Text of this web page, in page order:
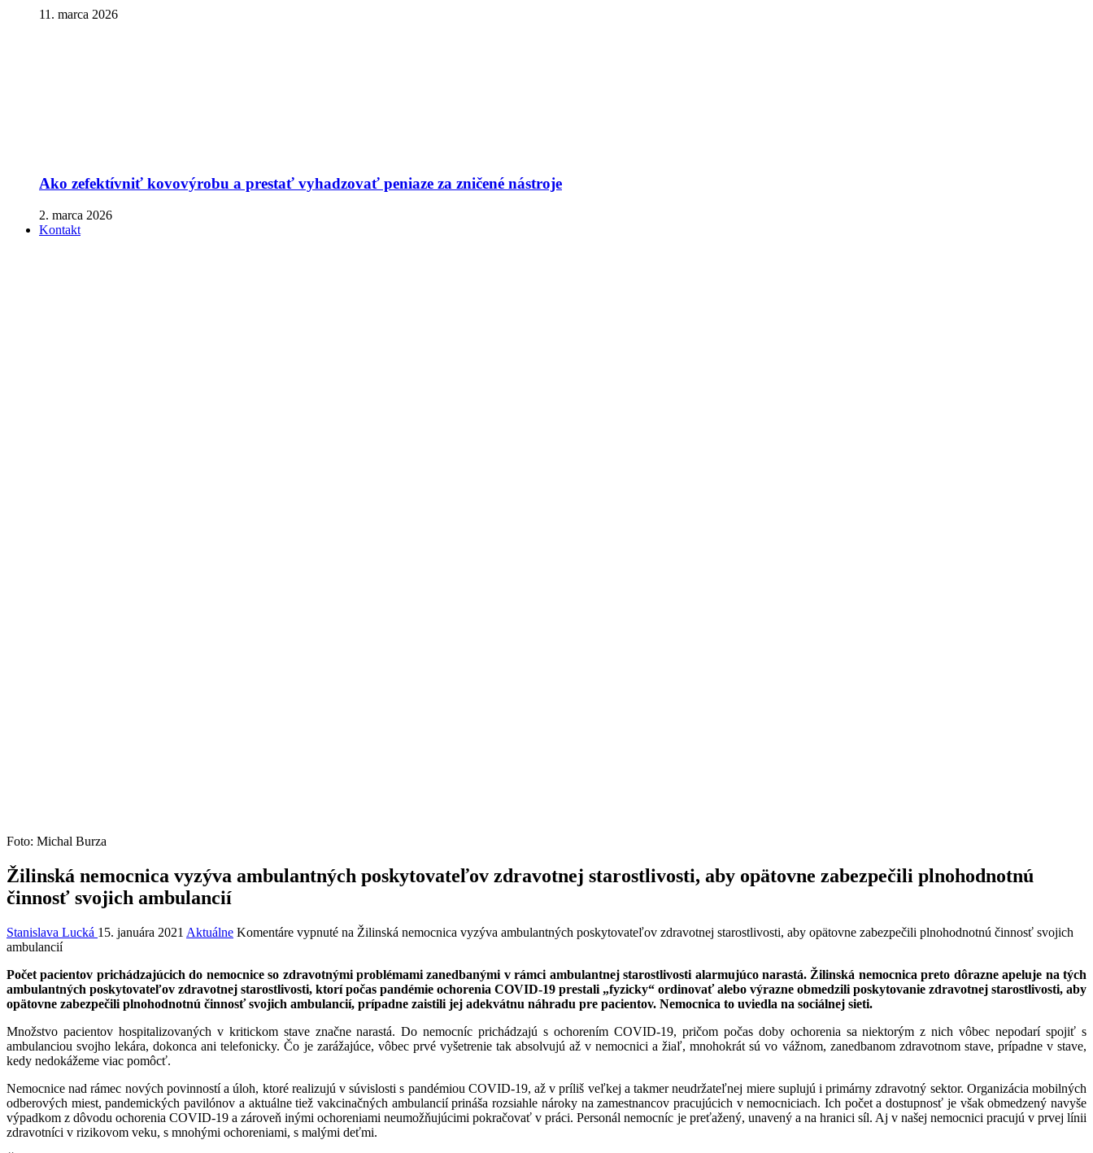
11. marca 2026
Ako zefektívniť kovovýrobu a prestať vyhadzovať peniaze za zničené nástroje
2. marca 2026
Kontakt
Foto: Michal Burza
Žilinská nemocnica vyzýva ambulantných poskytovateľov zdravotnej starostlivosti, aby opätovne zabezpečili plnohodnotnú
činnosť svojich ambulancií
Stanislava Lucká 15. januára 2021 Aktuálne Komentáre vypnuté na Žilinská nemocnica vyzýva ambulantných poskytovateľov zdravotnej starostlivosti, aby opätovne zabezpečili plnohodnotnú činnosť svojich
ambulancií
Počet pacientov prichádzajúcich do nemocnice so zdravotnými problémami zanedbanými v rámci ambulantnej starostlivosti alarmujúco narastá. Žilinská nemocnica preto dôrazne apeluje na tých
ambulantných poskytovateľov zdravotnej starostlivosti, ktorí počas pandémie ochorenia COVID-19 prestali „fyzicky“ ordinovať alebo výrazne obmedzili poskytovanie zdravotnej starostlivosti, aby
opätovne zabezpečili plnohodnotnú činnosť svojich ambulancií, prípadne zaistili jej adekvátnu náhradu pre pacientov. Nemocnica to uviedla na sociálnej sieti.
Množstvo pacientov hospitalizovaných v kritickom stave značne narastá. Do nemocníc prichádzajú s ochorením COVID-19, pričom počas doby ochorenia sa niektorým z nich vôbec nepodarí spojiť s
ambulanciou svojho lekára, dokonca ani telefonicky. Čo je zarážajúce, vôbec prvé vyšetrenie tak absolvujú až v nemocnici a žiaľ, mnohokrát sú vo vážnom, zanedbanom zdravotnom stave, prípadne v stave,
kedy nedokážeme viac pomôcť.
Nemocnice nad rámec nových povinností a úloh, ktoré realizujú v súvislosti s pandémiou COVID-19, až v príliš veľkej a takmer neudržateľnej miere suplujú i primárny zdravotný sektor. Organizácia mobilných
odberových miest, pandemických pavilónov a aktuálne tiež vakcinačných ambulancií prináša rozsiahle nároky na zamestnancov pracujúcich v nemocniciach. Ich počet a dostupnosť je však obmedzený navyše
výpadkom z dôvodu ochorenia COVID-19 a zároveň inými ochoreniami neumožňujúcimi pokračovať v práci. Personál nemocníc je preťažený, unavený a na hranici síl. Aj v našej nemocnici pracujú v prvej línii
zdravotníci v rizikovom veku, s mnohými ochoreniami, s malými deťmi.